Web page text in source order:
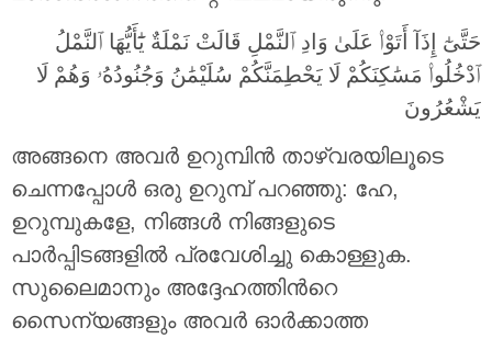
حَتَّىٰٓ إِذَآ أَتَوْا۟ عَلَىٰ وَادِ ٱلنَّمْلِ قَالَتْ نَمْلَةٌ يَٰٓأَيُّهَا ٱلنَّمْلُ
ٱدْخُلُوا۟ مَسَٰكِنَكُمْ لَا يَحْطِمَنَّكُمْ سُلَيْمَٰنُ وَجُنُودُهُۥ وَهُمْ لَا
يَشْعُرُونَ
അങ്ങനെ അവര്‍ ഉറുമ്പിന്‍ താഴ്‌വരയിലൂടെ
ചെന്നപ്പോള്‍ ഒരു ഉറുമ്പ് പറഞ്ഞു: ഹേ,
ഉറുമ്പുകളേ, നിങ്ങള്‍ നിങ്ങളുടെ
പാര്‍പ്പിടങ്ങളില്‍ പ്രവേശിച്ചു കൊള്ളുക.
സുലൈമാനും അദ്ദേഹത്തിന്‍റെ
സൈന്യങ്ങളും അവര്‍ ഓര്‍ക്കാത്ത